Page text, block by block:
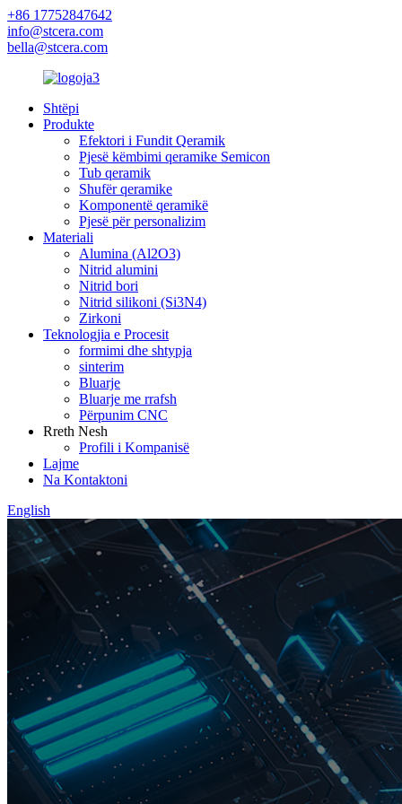
+86 17752847642
info@stcera.com
bella@stcera.com
Shtëpi
Produkte
Efektori i Fundit Qeramik
Pjesë këmbimi qeramike Semicon
Tub qeramik
Shufër qeramike
Komponentë qeramikë
Pjesë për personalizim
Materiali
Alumina (Al2O3)
Nitrid alumini
Nitrid bori
Nitrid silikoni (Si3N4)
Zirkoni
Teknologjia e Procesit
formimi dhe shtypja
sinterim
Bluarje
Bluarje me rrafsh
Përpunim CNC
Rreth Nesh
Profili i Kompanisë
Lajme
Na Kontaktoni
English